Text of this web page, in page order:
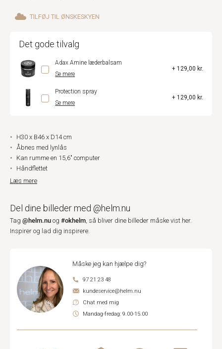
TILFØJ TIL ØNSKESKYEN
Det gode tilvalg
Adax Amine læderbalsam
Se mere
+ 129,00 kr.
Protection spray
Se mere
+ 129,00 kr.
H30 x B46 x D14 cm
Åbnes med lynlås
Kan rumme en 15,6" computer
Håndflettet
Læs mere
Del dine billeder med @helm.nu
Tag @helm.nu og #okhelm, så bliver dine billeder måske vist her.
Inspirer og lad dig inspirere.
Måske jeg kan hjælpe dig?
97 21 23 48
kundeservice@helm.nu
Chat med mig
Mandag-fredag: 9.00-15.00